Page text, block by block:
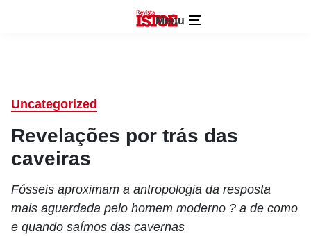
Menu
Uncategorized
Revelações por trás das
caveiras
Fósseis aproximam a antropologia da resposta
mais aguardada pelo homem moderno ? a de como
e quando saímos das cavernas